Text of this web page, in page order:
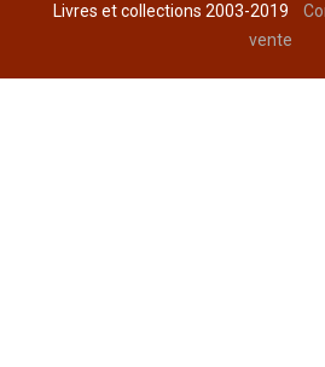
Livres et collections 2003-2019
vente